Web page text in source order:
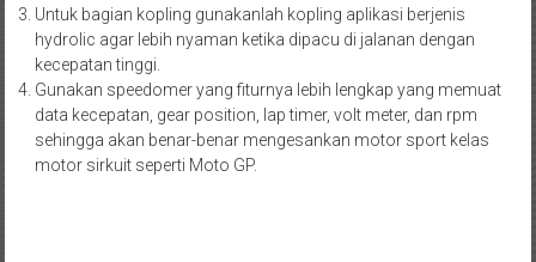
Untuk bagian kopling gunakanlah kopling aplikasi berjenis
hydrolic agar lebih nyaman ketika dipacu di jalanan dengan
kecepatan tinggi.
Gunakan speedomer yang fiturnya lebih lengkap yang memuat
data kecepatan, gear position, lap timer, volt meter, dan rpm
sehingga akan benar-benar mengesankan motor sport kelas
motor sirkuit seperti Moto GP.